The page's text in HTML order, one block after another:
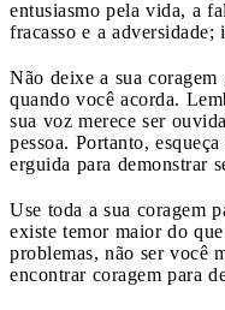
entusiasmo pela vida, a
fracasso e a adversidade;
Não deixe a sua coragem
quando você acorda.
sua voz merece ser
pessoa. Portanto,
erguida para demonstrar
Use toda a sua coragem
existe temor maior do
problemas, não ser você
encontrar coragem para